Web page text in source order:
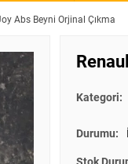
Abs Beyni Orjinal Çıkma
Kategori:
Durumu: